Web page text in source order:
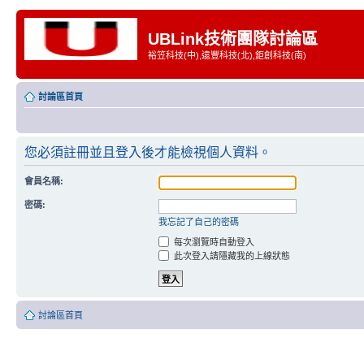
UBLink技術團隊討論區
裕笠科技(中),遠豐科技(北),鉅創科技(南)
討論區首頁
您必須註冊並且登入後才能檢視個人資料。
會員名稱:
密碼:
我忘記了自己的密碼
每次瀏覽時自動登入
此次登入請隱藏我的上線狀態
討論區首頁